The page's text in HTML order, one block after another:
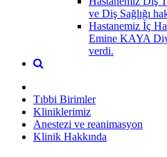
ve Diş Sağlığı
Hastanemiz İç
Emine KAYA
verdi.
Tıbbi Birimler
Kliniklerimiz
Anestezi ve reanimasyon
Klinik Hakkında